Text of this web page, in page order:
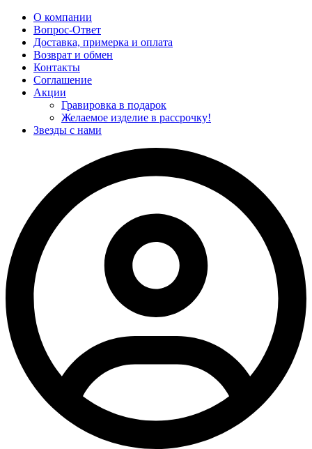
О компании
Вопрос-Ответ
Доставка, примерка и оплата
Возврат и обмен
Контакты
Соглашение
Акции
Гравировка в подарок
Желаемое изделие в рассрочку!
Звезды с нами